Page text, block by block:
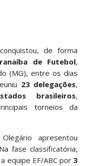
de forma
de Futebol,
(MG), entre os dias
23 delegações,
brasileiros,
torneios da
apresentou
fase classificatória,
equipe EF/ABC por 3